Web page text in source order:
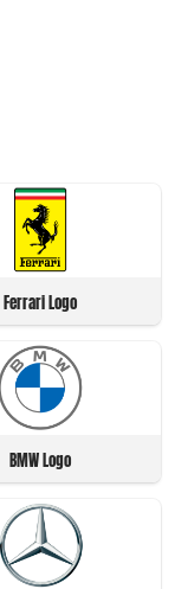
Ferrari Logo
BMW Logo